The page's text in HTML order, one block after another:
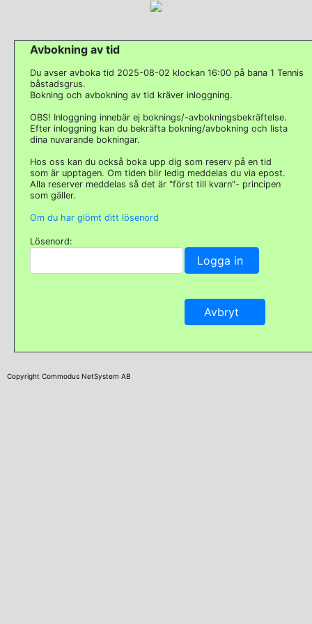
Avbokning av tid
Du avser avboka tid 2025-08-02 klockan 16:00 på bana 1 Tennis
båstadsgrus.
Bokning och avbokning av tid kräver inloggning.
OBS! Inloggning innebär ej boknings/-avbokningsbekräftelse.
Efter inloggning kan du bekräfta bokning/avbokning och lista
dina nuvarande bokningar.
Hos oss kan du också boka upp dig som reserv på en tid
som är upptagen. Om tiden blir ledig meddelas du via epost.
Alla reserver meddelas så det är "först till kvarn"- principen
som gäller.
Om du har glömt ditt lösenord
Lösenord:
Copyright Commodus NetSystem AB